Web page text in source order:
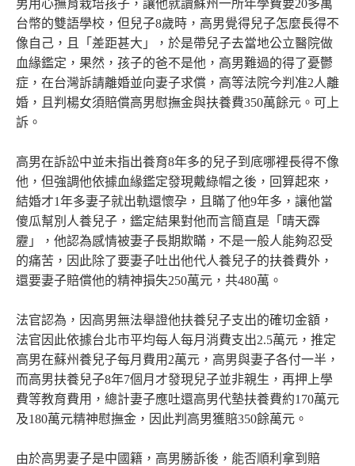
男用心撫育栽培孩子，讓他就讀蘇州一所年學費要20多萬
台幣的雙語學校，但兒子8歲時，高男覺得兒子怎麼長得不
像自己，且「差距甚大」，於是帶兒子去當地公立醫院做
血緣鑑定，果然，孩子的爸不是他，高男難過的得了憂鬱
症，在台灣訴請離婚並向妻子求償，高等法院今判准2人離
婚，且判楊女須賠償高男慰撫金與扶養費350萬餘元。可上
訴。
高男在訴訟中並未指出養育8年多的兒子到底哪裡長得不像
他，但強調他依據血緣鑑定發現戴綠帽之後，回算起來，
結婚才1年多妻子就出軌還懷孕，且瞞了他9年多，讓他當
傻瓜幫別人養兒子，鑑定結果對他而言簡直是「晴天霹
靂」，他認為感情被妻子長期欺瞞，不是一般人能夠忍受
的痛苦，因此除了要妻子吐出他代人養兒子的扶養費外，
還要妻子賠償他的精神損失250萬元，共480萬。
法官認為，因高男無法舉證他扶養兒子支出的確切金額，
法官因此依據台北市平均每人每月消費支出2.5萬元，推定
高男在蘇州養兒子每月費用2萬元，高男與妻子各付一半，
而高男扶養兒子8年7個月才發現兒子並非親生，再押上學
費等教育費用，總計妻子應吐還高男代墊扶養費約170萬元
及180萬元精神慰撫金，因此判高男獲賠350餘萬元。
由於高男妻子是中國籍，高男勝訴後，能否順利拿到賠